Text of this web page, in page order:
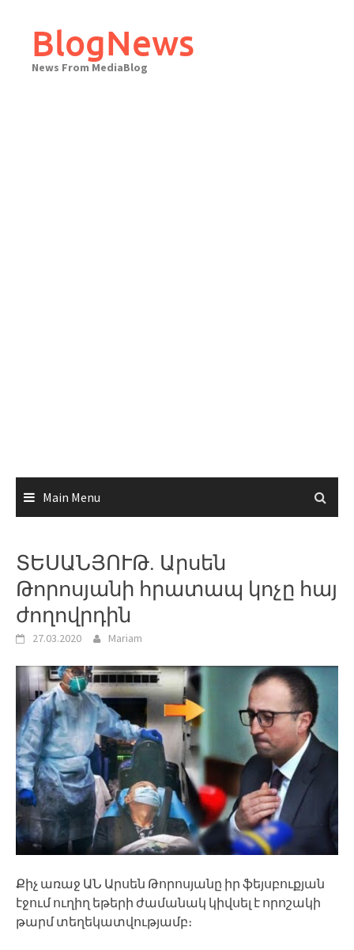
contentBlogNews
News From MediaBlog
Main Menu
ՏԵՍԱՆՅՈՒԹ. Արսեն
Թորոսյանի հրատապ կոչը հայ
ժողովրդին
27.03.2020 Mariam
Քիչ առաջ ԱՆ Արսեն Թորոսյանը իր ֆեյսբուքյան
էջում ուղիղ եթերի ժամանակ կիվսել է որոշակի
թարմ տեղեկատվությամբ։